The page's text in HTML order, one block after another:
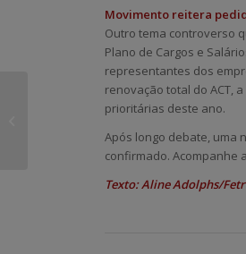
Movimento reitera
Outro tema controverso
Plano de Cargos e
representantes dos
renovação total do ACT,
prioritárias deste ano.
Após longo debate, uma
confirmado. Acompanhe
Texto: Aline Adolphs/
proposta de combate
ao assédio moral